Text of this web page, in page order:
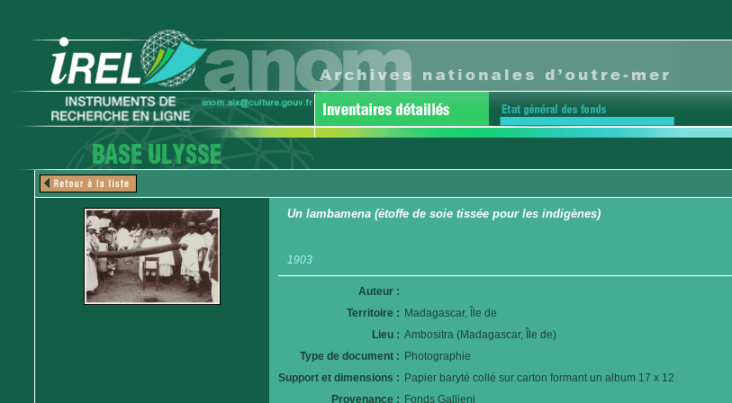
Un lambamena (étoffe de soie tissée pour les indigènes)
1903
Auteur :
Territoire : Madagascar, Île de
Lieu : Ambositra (Madagascar, Île de)
Type de document : Photographie
Support et dimensions : Papier baryté collé sur carton formant un album 17 x 12
Provenance : Fonds Gallieni